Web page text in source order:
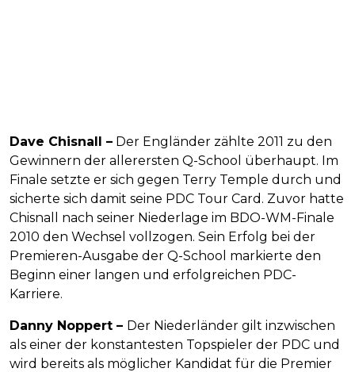
Dave Chisnall – Der Engländer zählte 2011 zu den
Gewinnern der allerersten Q-School überhaupt. Im
Finale setzte er sich gegen Terry Temple durch und
sicherte sich damit seine PDC Tour Card. Zuvor hatte
Chisnall nach seiner Niederlage im BDO-WM-Finale
2010 den Wechsel vollzogen. Sein Erfolg bei der
Premieren-Ausgabe der Q-School markierte den
Beginn einer langen und erfolgreichen PDC-
Karriere.
Danny Noppert – Der Niederländer gilt inzwischen
als einer der konstantesten Topspieler der PDC und
wird bereits als möglicher Kandidat für die Premier